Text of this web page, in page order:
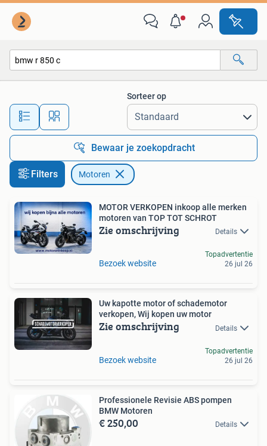
Alle afstanden…
Sorteer op
Bewaar je zoekopdracht
Filters Motoren
MOTOR VERKOPEN inkoop alle merken
motoren van TOP TOT SCHROT
Zie omschrijving Details
Bezoek website
Topadvertentie
26 jul 26
Uw kapotte motor of schademotor
verkopen, Wij kopen uw motor
Zie omschrijving Details
Bezoek website
Topadvertentie
26 jul 26
Professionele Revisie ABS pompen
BMW Motoren
€ 250,00 Details